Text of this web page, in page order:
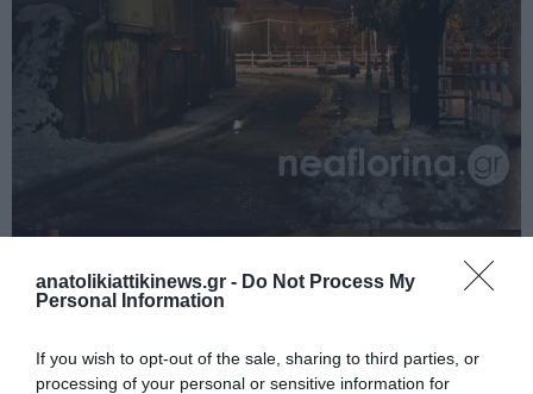
anatolikiattikinews.gr - Do Not Process My
Personal Information
If you wish to opt-out of the sale, sharing to third parties, or
processing of your personal or sensitive information for